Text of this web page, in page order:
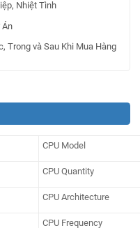
Nhiệt Tình
Án
Trong và Sau Khi Mua Hàng
CPU Model
CPU Quantity
CPU Architecture
CPU Frequency